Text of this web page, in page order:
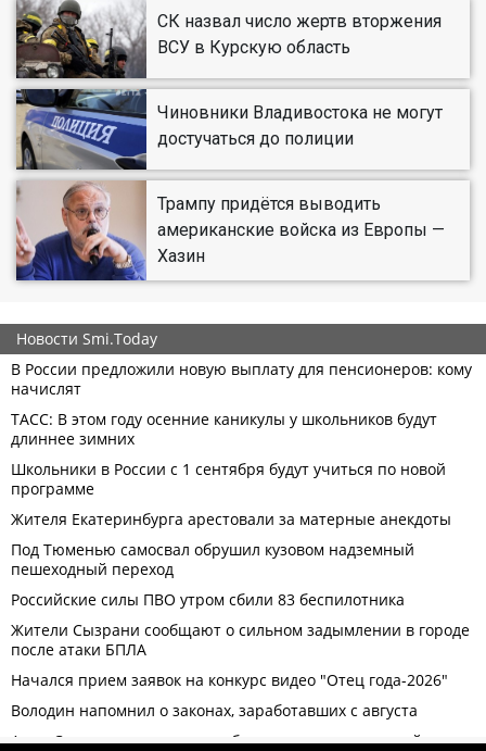
СК назвал число жертв вторжения
ВСУ в Курскую область
Чиновники Владивостока не могут
достучаться до полиции
Трампу придётся выводить
американские войска из Европы —
Хазин